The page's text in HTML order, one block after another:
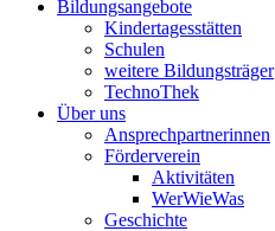
Bildungsangebote
Kindertagesstätten
Schulen
weitere Bildungsträger
TechnoThek
Über uns
Ansprechpartnerinnen
Förderverein
Aktivitäten
WerWieWas
Geschichte